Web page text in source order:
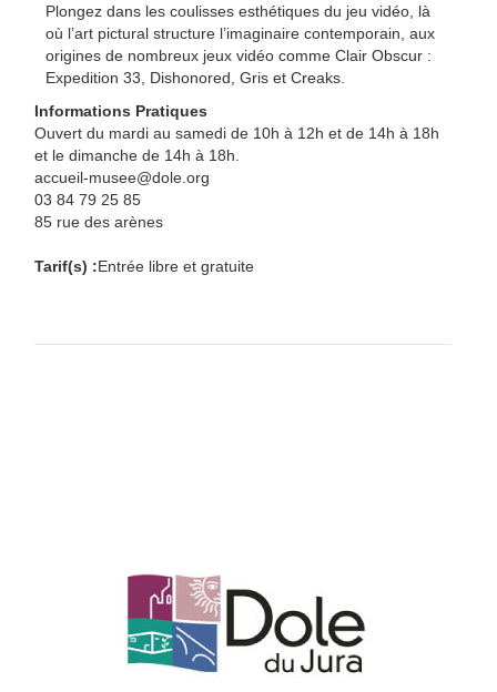
Plongez dans les coulisses esthétiques du jeu vidéo, là
où l’art pictural structure l’imaginaire contemporain, aux
origines de nombreux jeux vidéo comme Clair Obscur :
Expedition 33, Dishonored, Gris et Creaks.
Informations Pratiques
Ouvert du mardi au samedi de 10h à 12h et de 14h à 18h
et le dimanche de 14h à 18h.
accueil-musee@dole.org
03 84 79 25 85
85 rue des arènes
Tarif(s) :Entrée libre et gratuite